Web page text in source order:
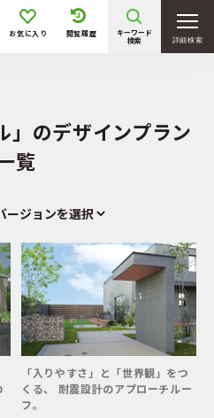
詳細検索
お気に入り 閲覧履歴
キーワード
検索
」のデザインプラン
覧
「入りやすさ」と「世界観」をつ
くる、 耐震設計のアプローチルー
フ。